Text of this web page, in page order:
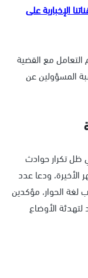
متابعة قناتنا الإخبارية على
مع القضية
المسؤولين عن
ظل تكرار حوادث
ودعا عدد
الحوار، مؤكدين
الأوضاع